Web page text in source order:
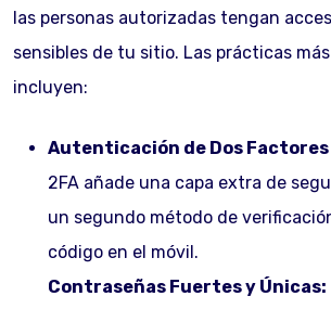
las personas autorizadas tengan
sensibles de tu sitio. Las prácticas
incluyen:
Autenticación de Dos Factores
2FA añade una capa extra de
un segundo método de
código en el móvil.
Contraseñas Fuertes y Únicas: